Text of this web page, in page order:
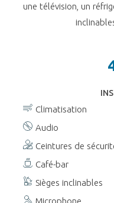
une télévision, un
Climatisation
Audio
Ceintures de
Café-bar
Sièges inclinables
Microphone